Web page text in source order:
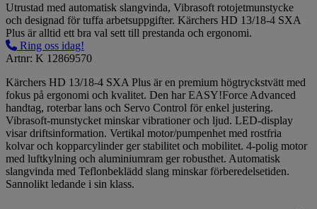
Utrustad med automatisk slangvinda, Vibrasoft rotojetmunstycke
och designad för tuffa arbetsuppgifter. Kärchers HD 13/18-4 SXA
Plus är alltid ett bra val sett till prestanda och ergonomi.
Ring oss idag!
Artnr: K 12869570
Kärchers HD 13/18-4 SXA Plus är en premium högtryckstvätt med
fokus på ergonomi och kvalitet. Den har EASY!Force Advanced
handtag, roterbar lans och Servo Control för enkel justering.
Vibrasoft-munstycket minskar vibrationer och ljud. LED-display
visar driftsinformation. Vertikal motor/pumpenhet med rostfria
kolvar och kopparcylinder ger stabilitet och mobilitet. 4-polig motor
med luftkylning och aluminiumram ger robusthet. Automatisk
slangvinda med Teflonbeklädd slang minskar förberedelsetiden.
Sannolikt ledande i sin klass.